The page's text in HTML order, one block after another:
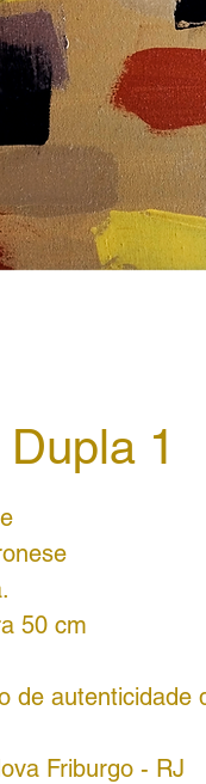
Dupla 1
50 cm
de autenticidade
Friburgo - RJ